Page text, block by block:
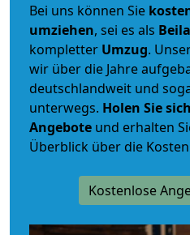
Bei uns können Sie
umziehen, sei es als
kompletter Umzug.
wir über die Jahre
deutschlandweit und
unterwegs. Holen Sie
Angebote und erhalten
Überblick über die
Kostenlose